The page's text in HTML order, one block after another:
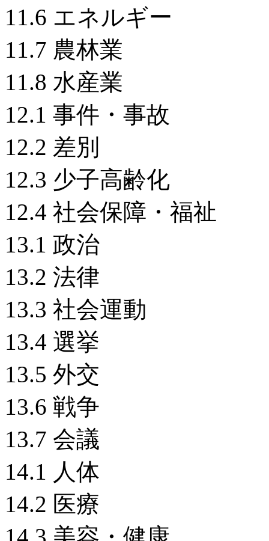
11.6 エネルギー
11.7 農林業
11.8 水産業
12.1 事件・事故
12.2 差別
12.3 少子高齢化
12.4 社会保障・福
13.1 政治
13.2 法律
13.3 社会運動
13.4 選挙
13.5 外交
13.6 戦争
13.7 会議
14.1 人体
14.2 医療